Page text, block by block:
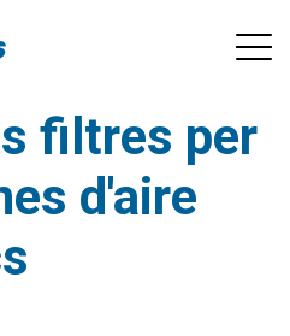
filtres per
d'aire